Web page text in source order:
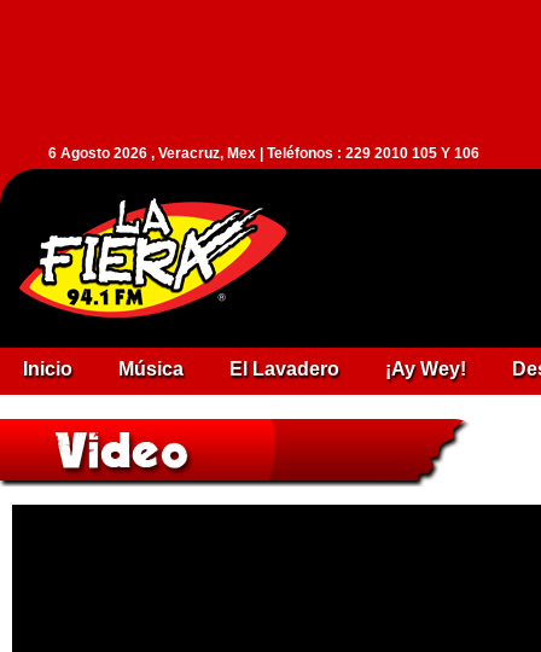
6 Agosto 2026 , Veracruz, Mex | Teléfonos : 229 2010 105 Y 106
Inicio Música El Lavadero ¡Ay Wey!